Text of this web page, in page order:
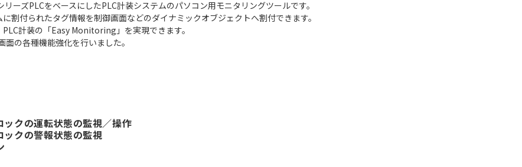
ーズPLCをベースにしたPLC計装システムのパソコン用モニタリングツールです。
割付られたタグ情報を制御画面などのダイナミックオブジェクトへ割付できます。
計装の「Easy Monitoring」を実現できます。
の各種機能強化を行いました。
クの運転状態の監視／操作
クの警報状態の監視